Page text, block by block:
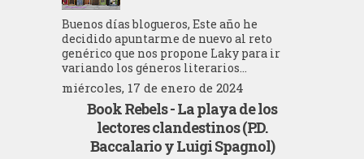
Buenos días blogueros, Este año he
decidido apuntarme de nuevo al reto
genérico que nos propone Laky para ir
variando los géneros literarios...
miércoles, 17 de enero de 2024
Book Rebels - La playa de los
lectores clandestinos (P.D.
Baccalario y Luigi Spagnol)